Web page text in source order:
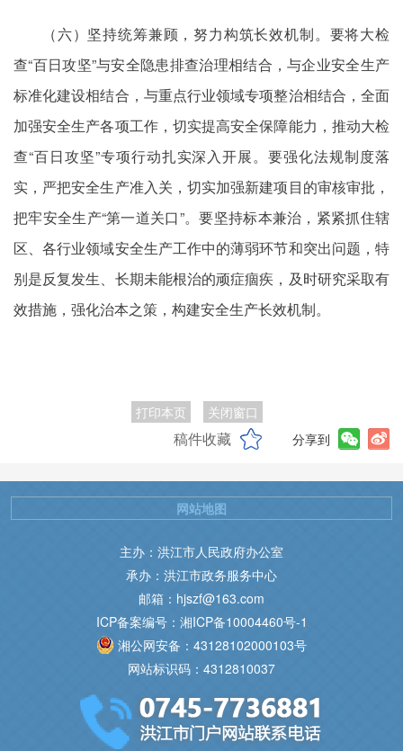
（六）坚持统筹兼顾，努力构筑长效机制。要将大检
查“百日攻坚”与安全隐患排查治理相结合，与企业安全生产
标准化建设相结合，与重点行业领域专项整治相结合，全面
加强安全生产各项工作，切实提高安全保障能力，推动大检
查“百日攻坚”专项行动扎实深入开展。要强化法规制度落
实，严把安全生产准入关，切实加强新建项目的审核审批，
把牢安全生产“第一道关口”。要坚持标本兼治，紧紧抓住辖
区、各行业领域安全生产工作中的薄弱环节和突出问题，特
别是反复发生、长期未能根治的顽症痼疾，及时研究采取有
效措施，强化治本之策，构建安全生产长效机制。
打印本页 关闭窗口
稿件收藏 分享到
主办：洪江市人民政府办公室
承办：洪江市政务服务中心
邮箱：hjszf@163.com
ICP备案编号：湘ICP备10004460号-1
湘公网安备：43128102000103号
网站标识码：4312810037
网站地图